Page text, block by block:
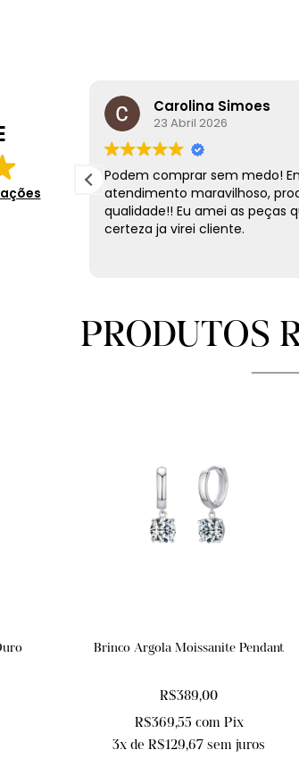
Carolina Simoes
23 Abril 2026
Podem comprar sem medo!
atendimento maravilhoso,
qualidade!! Eu amei as peças
certeza ja virei cliente.
PRODUTOS
Brinco Argola Moissanite Pendant
R$389,00
R$369,55 com Pix
3x de R$129,67sem juros